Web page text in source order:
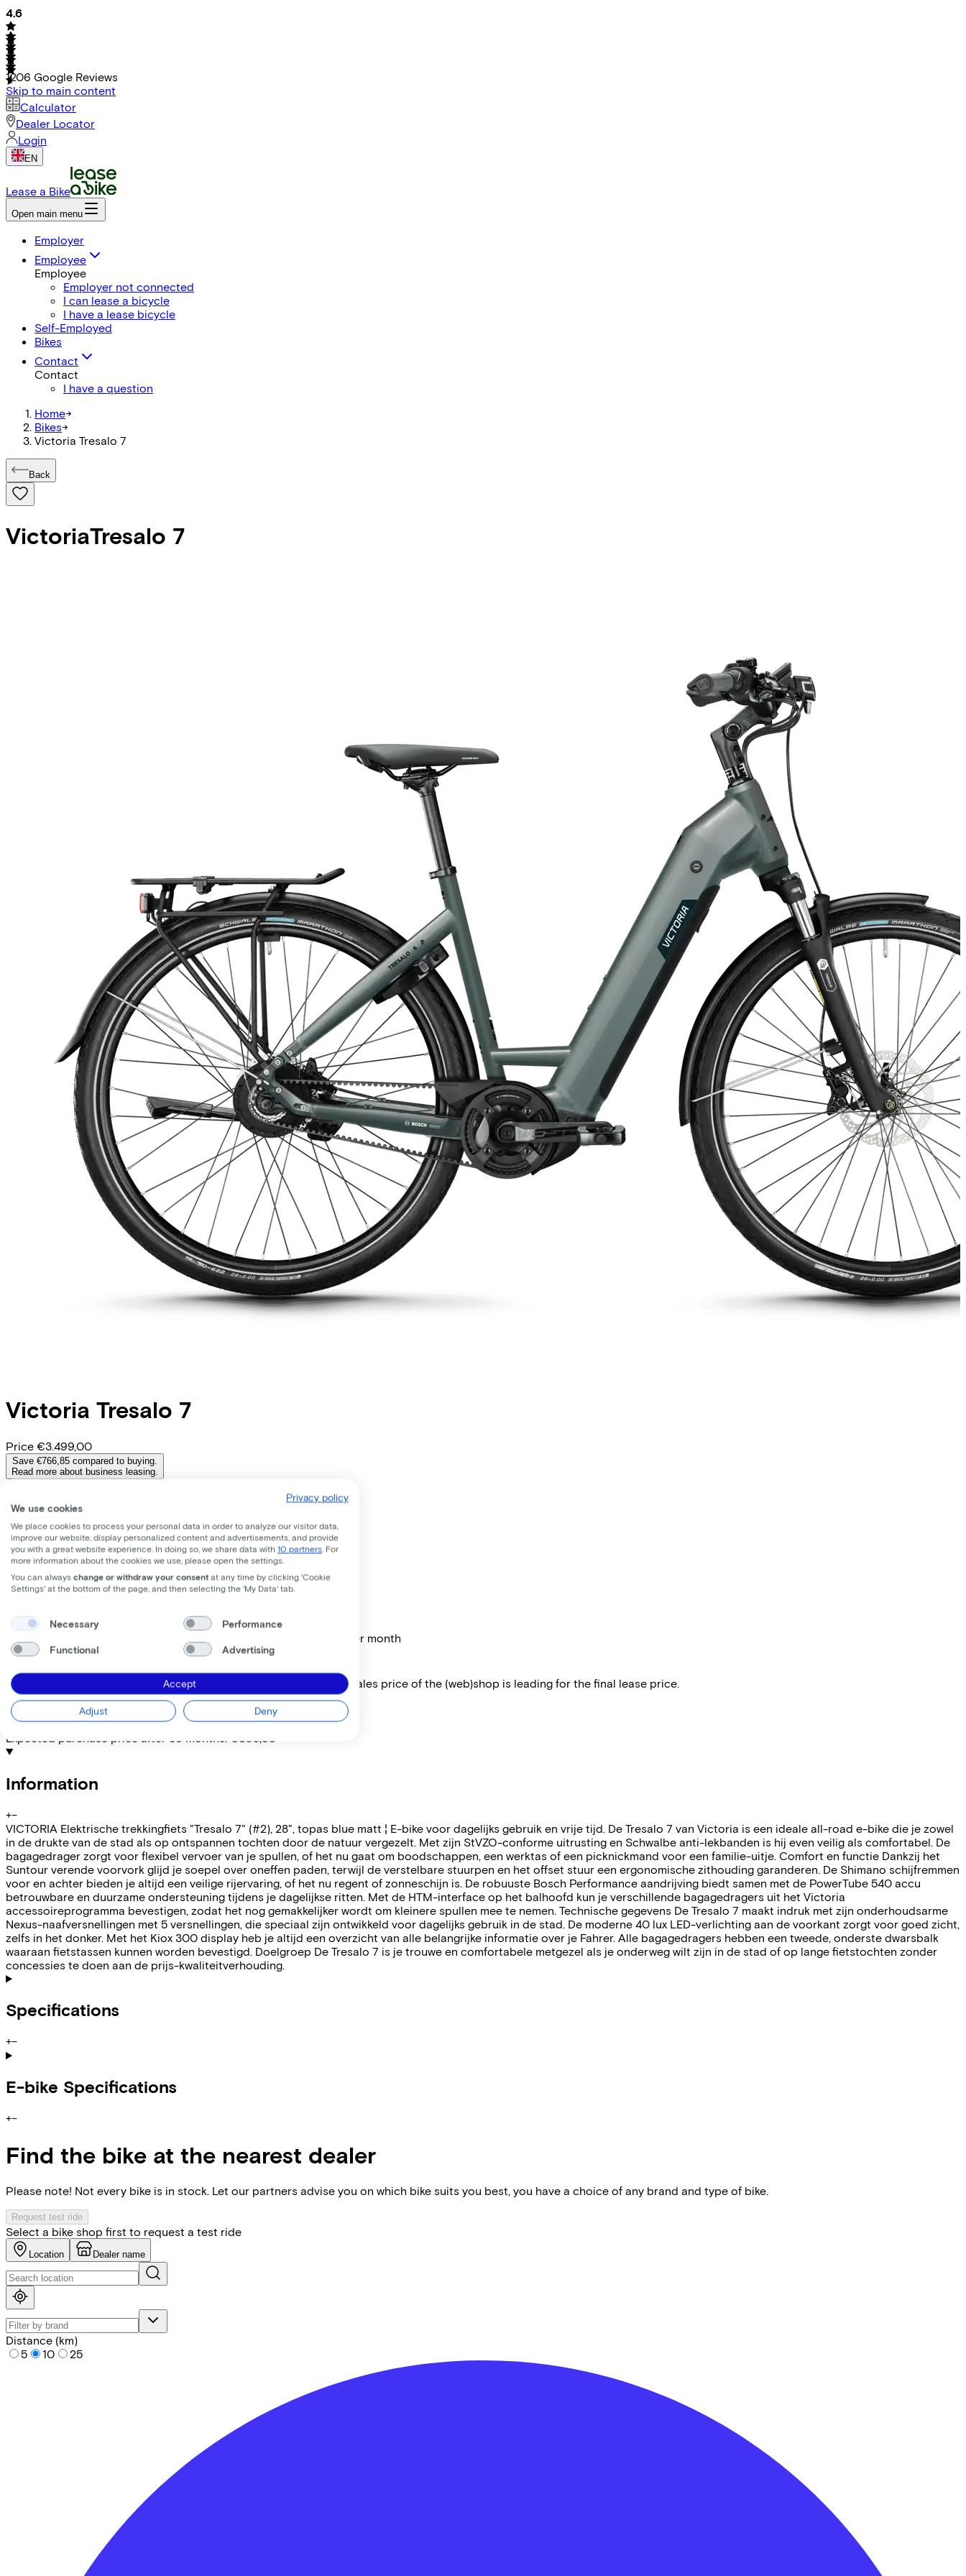
4.6
1206 Google Reviews
Skip to main content
Calculator
Dealer Locator
Login
EN
Lease a Bike
Open main menu
Employer
Employee
Employee
Employer not connected
I can lease a bicycle
I have a lease bicycle
Self-Employed
Bikes
Contact
Contact
I have a question
Home->
Bikes->
Victoria Tresalo 7
Back
VictoriaTresalo 7
Victoria Tresalo 7
Price €3.499,00
Save €766,85 compared to buying.
Read more about business leasing.
Battery options
540 Wh
(Included)
Frame shape
Diamond
Removable battery
Yes
Lease this bike through your employer. Calculate the lease price per month
Gross monthly salary
Please note: the stated lease and sales prices are indicative. The sales price of the (web)shop is leading for the final lease price.
Costs per month from
€83,21
Incl. Service & insurance package
Expected purchase price after 36 months:
Information
+−
VICTORIA Elektrische trekkingfiets "Tresalo 7" (#2), 28", topas blue matt ¦ E-bike voor dagelijks gebruik en vrije tijd. De Tresalo 7 van Victoria is een ideale all-road e-bike die je zowel
in de drukte van de stad als op ontspannen tochten door de natuur vergezelt. Met zijn StVZO-conforme uitrusting en Schwalbe anti-lekbanden is hij even veilig als comfortabel. De
bagagedrager zorgt voor flexibel vervoer van je spullen, of het nu gaat om boodschappen, een werktas of een picknickmand voor een familie-uitje. Comfort en functie Dankzij het
Suntour verende voorvork glijd je soepel over oneffen paden, terwijl de verstelbare stuurpen en het offset stuur een ergonomische zithouding garanderen. De Shimano schijfremmen
voor en achter bieden je altijd een veilige rijervaring, of het nu regent of zonneschijn is. De robuuste Bosch Performance aandrijving biedt samen met de PowerTube 540 accu
betrouwbare en duurzame ondersteuning tijdens je dagelijkse ritten. Met de HTM-interface op het balhoofd kun je verschillende bagagedragers uit het Victoria
accessoireprogramma bevestigen, zodat het nog gemakkelijker wordt om kleinere spullen mee te nemen. Technische gegevens De Tresalo 7 maakt indruk met zijn onderhoudsarme
Nexus-naafversnellingen met 5 versnellingen, die speciaal zijn ontwikkeld voor dagelijks gebruik in de stad. De moderne 40 lux LED-verlichting aan de voorkant zorgt voor goed zicht,
zelfs in het donker. Met het Kiox 300 display heb je altijd een overzicht van alle belangrijke informatie over je Fahrer. Alle bagagedragers hebben een tweede, onderste dwarsbalk
waaraan fietstassen kunnen worden bevestigd. Doelgroep De Tresalo 7 is je trouwe en comfortabele metgezel als je onderweg wilt zijn in de stad of op lange fietstochten zonder
concessies te doen aan de prijs-kwaliteitverhouding.
Specifications
+−
E-bike Specifications
+−
Find the bike at the nearest dealer
Please note! Not every bike is in stock. Let our partners advise you on which bike suits you best, you have a choice of any brand and type of bike.
Request test ride
Select a bike shop first to request a test ride
Location Dealer name
Distance (km)
5
10 25
Privacy policy
We use cookies
We place cookies to process your personal data in order to analyze our visitor data,
improve our website, display personalized content and advertisements, and provide
you with a great website experience. In doing so, we share data with 10 partners . For
more information about the cookies we use, please open the settings.
You can always change or withdraw your consent at any time by clicking 'Cookie
Settings' at the bottom of the page, and then selecting the 'My Data' tab.
Necessary Performance
Functional Advertising
Accept
Adjust Deny